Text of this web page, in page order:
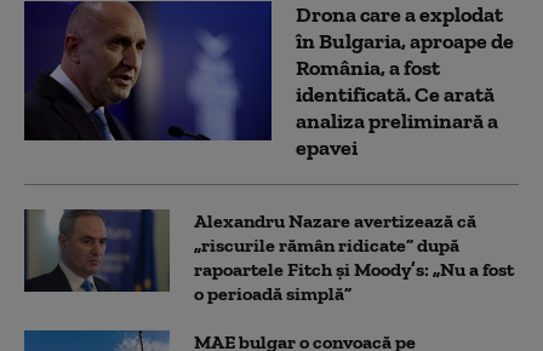
Drona care a explodat
în Bulgaria, aproape de
România, a fost
identificată. Ce arată
analiza preliminară a
epavei
Alexandru Nazare avertizează că
„riscurile rămân ridicate” după
rapoartele Fitch și Moody’s: „Nu a fost
o perioadă simplă”
MAE bulgar o convoacă pe